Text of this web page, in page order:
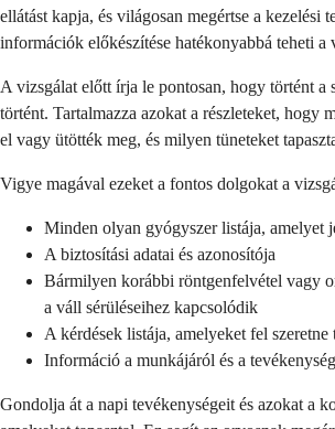
ellátást kapja, és világosan megértse a kezelési
információk előkészítése hatékonyabbá teheti a
A vizsgálat előtt írja le pontosan, hogy történt a
történt. Tartalmazza azokat a részleteket, hogy
el vagy ütötték meg, és milyen tüneteket
Vigye magával ezeket a fontos dolgokat a
Minden olyan gyógyszer listája, amelyet
A biztosítási adatai és azonosítója
Bármilyen korábbi röntgenfelvétel vagy
a váll sérüléseihez kapcsolódik
A kérdések listája, amelyeket fel
Információ a munkájáról és a
Gondolja át a napi tevékenységeit és azokat a